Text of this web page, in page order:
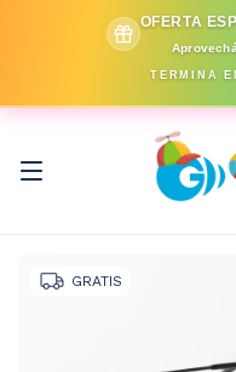
OFERTA
TERMINA
GRATIS